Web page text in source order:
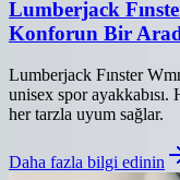
Lumberjack
Konforun Bir
Lumberjack Fınster
unisex spor
her tarzla uyum sağlar.
Daha fazla bilgi edinin